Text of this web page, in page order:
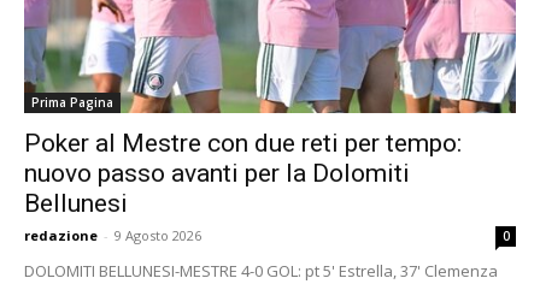
Prima Pagina
Poker al Mestre con due reti per tempo:
nuovo passo avanti per la Dolomiti
Bellunesi
redazione - 9 Agosto 2026 0
DOLOMITI BELLUNESI-MESTRE 4-0 GOL: pt 5' Estrella, 37' Clemenza